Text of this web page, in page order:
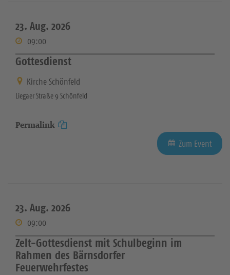
23. Aug. 2026
09:00
Gottesdienst
Kirche Schönfeld
Liegaer Straße 9 Schönfeld
Permalink
Zum Event
23. Aug. 2026
09:00
Zelt-Gottesdienst mit Schulbeginn im
Rahmen des Bärnsdorfer
Feuerwehrfestes